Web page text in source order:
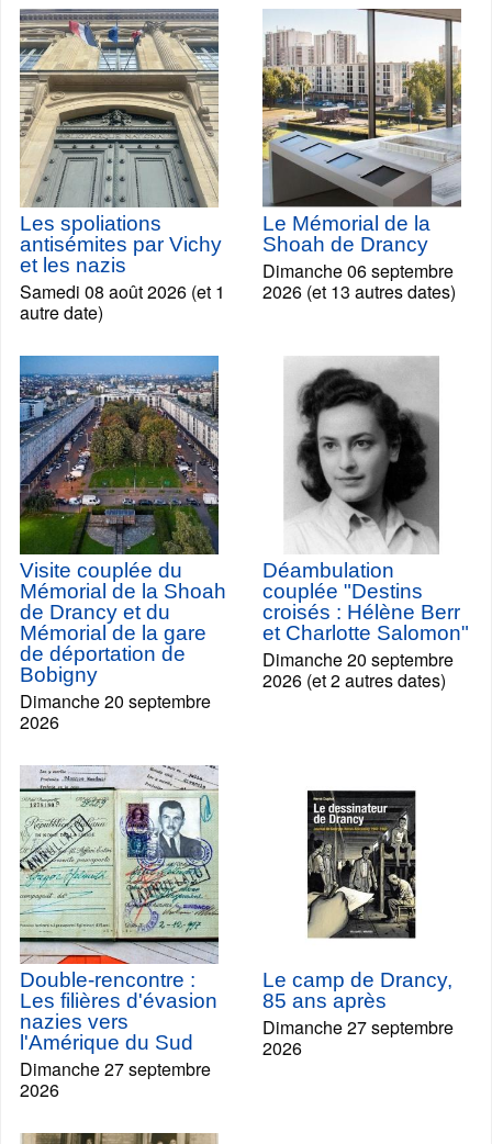
Les spoliations
antisémites par Vichy
et les nazis
Samedi 08 août 2026 (et 1
autre date)
Le Mémorial de la
Shoah de Drancy
Dimanche 06 septembre
2026 (et 13 autres dates)
Visite couplée du
Mémorial de la Shoah
de Drancy et du
Mémorial de la gare
de déportation de
Bobigny
Dimanche 20 septembre
2026
Déambulation
couplée "Destins
croisés : Hélène Berr
et Charlotte Salomon"
Dimanche 20 septembre
2026 (et 2 autres dates)
Double-rencontre :
Les filières d'évasion
nazies vers
l'Amérique du Sud
Dimanche 27 septembre
2026
Le camp de Drancy,
85 ans après
Dimanche 27 septembre
2026